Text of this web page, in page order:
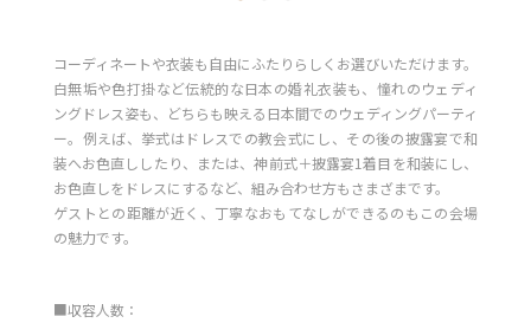
コーディネートや衣装も自由にふたりらしくお選びいただけます。
白無垢や色打掛など伝統的な日本の婚礼衣装も、憧れのウェディ
ングドレス姿も、どちらも映える日本間でのウェディングパーティ
ー。例えば、挙式はドレスでの教会式にし、その後の披露宴で和
装へお色直ししたり、または、神前式＋披露宴1着目を和装にし、
お色直しをドレスにするなど、組み合わせ方もさまざまです。
ゲストとの距離が近く、丁寧なおもてなしができるのもこの会場
の魅力です。
■収容人数：